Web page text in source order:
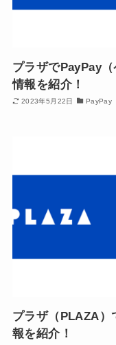
プラザでPayPay
情報を紹介！
2023年5月22日 PayPay
プラザ（PLAZA）
報を紹介！